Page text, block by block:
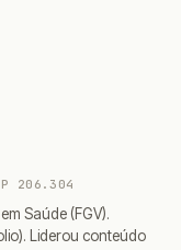
206.304
Saúde (FGV).
Liderou conteúdo